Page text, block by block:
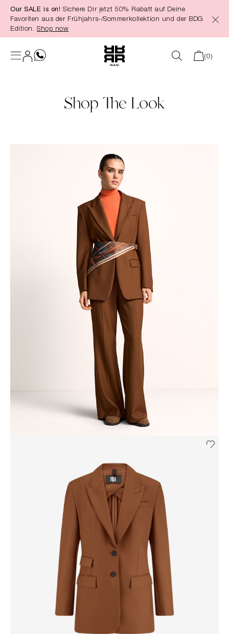
springen
Our SALE is on! Sichere Dir jetzt 50% Rabatt auf Deine
Favoriten aus der Frühjahrs-/Sommerkollektion und der BDG
Edition. Shop now
(0)
Shop The Look